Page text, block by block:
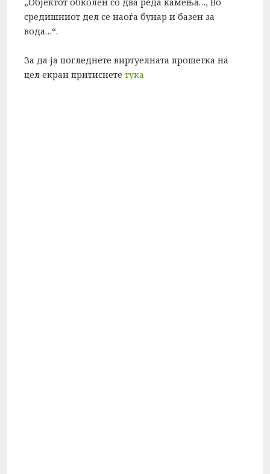
средишниот дел се наоѓа бунар и базен за
вода…“.
За да ја погледнете виртуелната прошетка на
цел екран притиснете тука